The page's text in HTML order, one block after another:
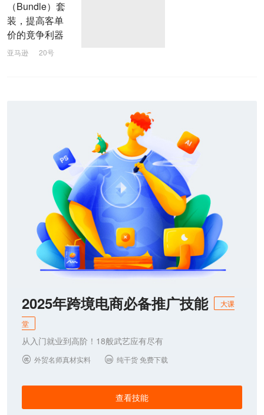
（Bundle）套
装，提高客单
价的竟争利器
亚马逊
20号
2025年跨境电商必备推广技能
大课
堂
从入门就业到高阶！18般武艺应有尽有
 外贸名师真材实料  纯干货 免费下载
查看技能